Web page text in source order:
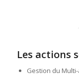
Les actions
Gestion du Multi-